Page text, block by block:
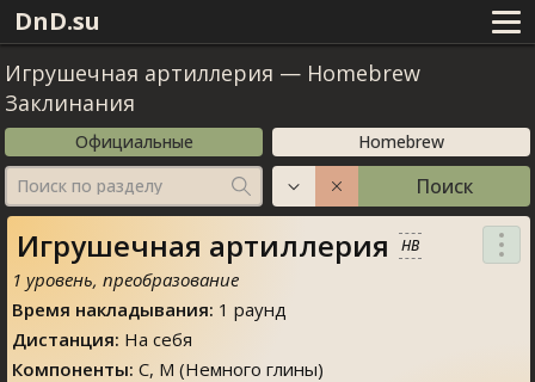
DnD.su
Игрушечная артиллерия — Homebrew
Заклинания
Официальные
Homebrew
Поиск по разделу
Поиск
Игрушечная артиллерия HB
1 уровень, преобразование
Время накладывания: 1 раунд
Дистанция: На себя
Компоненты: С, М (Немного глины)